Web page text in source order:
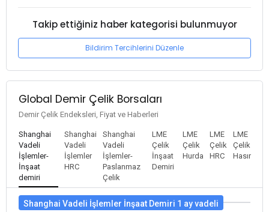
Takip ettiğiniz haber kategorisi bulunmuyor
Bildirim Tercihlerini Düzenle
Global Demir Çelik Borsaları
Demir Çelik Endeksleri, Fiyat ve Haberleri
Shanghai
Vadeli
İşlemler-
İnşaat
demiri
Shanghai
Vadeli
İşlemler
HRC
Shanghai
Vadeli
İşlemler-
Paslanmaz
Çelik
LME
Çelik
İnşaat
Demiri
LME
Çelik
Hurda
LME
Çelik
HRC
LME
Çelik
Hasır
Shanghai Vadeli İşlemler İnşaat Demiri 1 ay vadeli